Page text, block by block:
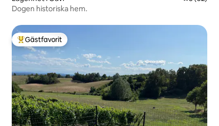
Dogen historiska hem.
Populär gästfavorit
Gästfavorit